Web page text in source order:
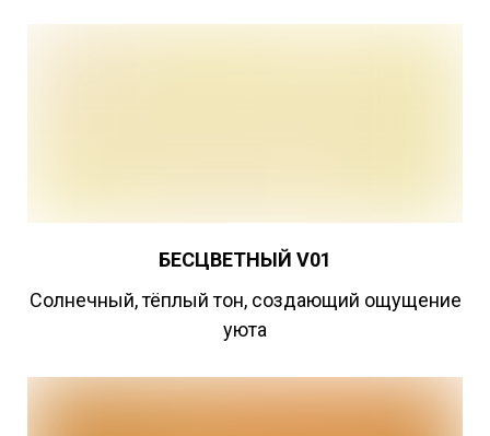
БЕСЦВЕТНЫЙ V01
Cолнечный, тёплый тон, создающий ощущение
уюта